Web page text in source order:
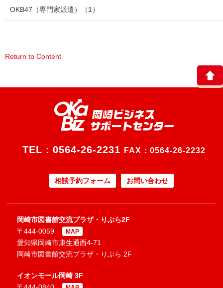
OKB47（専門家派遣） （1）
Return to Content
TEL： 0564-26-2231 FAX：0564-26-2232
相談予約フォーム お問い合わせ
岡崎市図書館交流プラザ・りぶら2F
〒444-0059
MAP
愛知県岡崎市康生通西4-71
岡崎市図書館交流プラザ・りぶら 2F
イオンモール岡崎 3F